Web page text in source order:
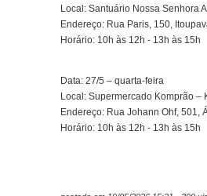
Local: Santuário Nossa Senhora
Endereço: Rua Paris, 150,
Horário: 10h às 12h - 13h às 15h
Data: 27/5 – quarta-feira
Local: Supermercado Komprão –
Endereço: Rua Johann Ohf, 501,
Horário: 10h às 12h - 13h às 15h